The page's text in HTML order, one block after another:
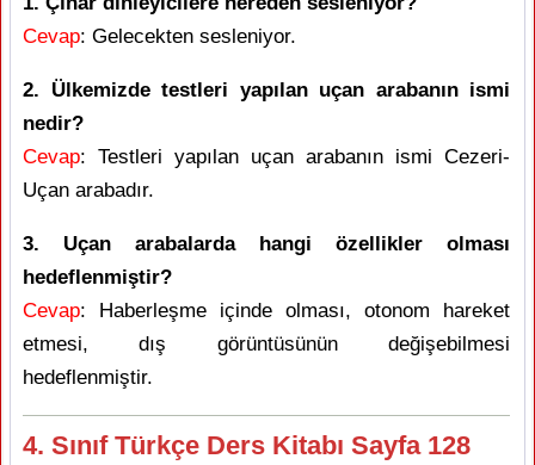
Cevap: Gelecekten sesleniyor.
2. Ülkemizde testleri yapılan uçan arabanın ismi
nedir?
Cevap: Testleri yapılan uçan arabanın ismi Cezeri-
Uçan arabadır.
3. Uçan arabalarda hangi özellikler olması
hedeflenmiştir?
Cevap: Haberleşme içinde olması, otonom hareket
etmesi, dış görüntüsünün değişebilmesi
hedeflenmiştir.
4. Sınıf Türkçe Ders Kitabı Sayfa 128